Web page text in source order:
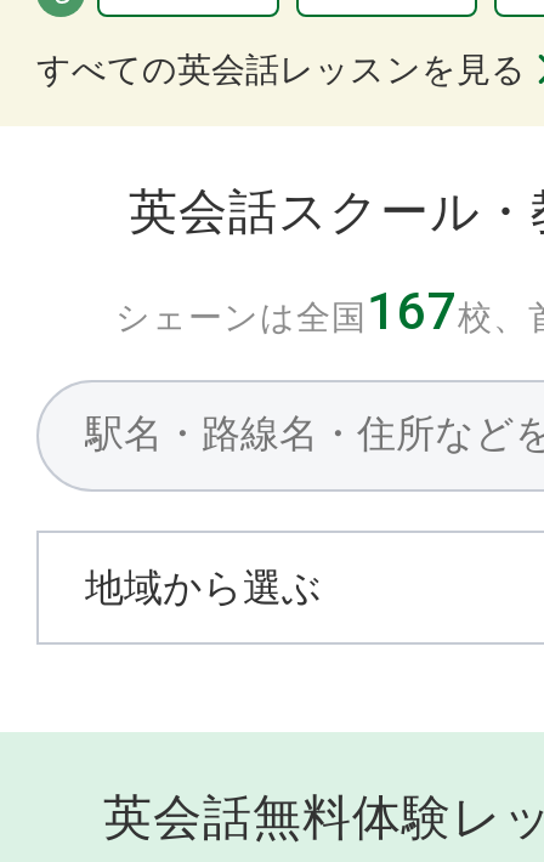
すべての英会話レッスンを見る
英会話スクール
シェーンは全国 167校、
英会話無料体験レ